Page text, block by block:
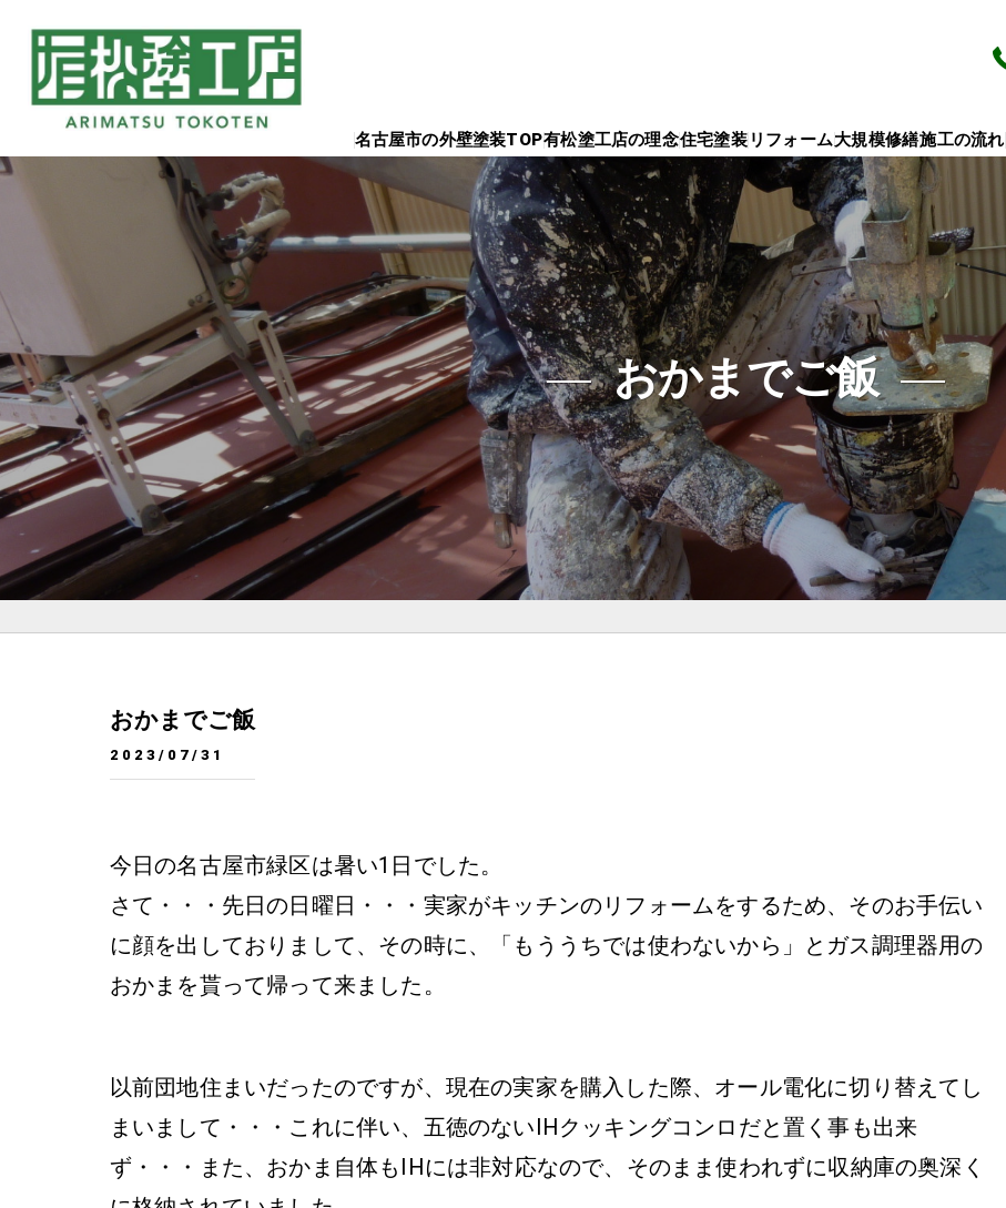
名古屋市の外壁塗装TOP有松塗工店の理念住宅塗装 リフォーム大規模修繕施工の流れ
おかまでご飯
おかまでご飯
2023/07/31
今日の名古屋市緑区は暑い1日でした。
さて・・・先日の日曜日・・・実家がキッチンのリフォームをするため、そのお手伝い
に顔を出しておりまして、その時に、「もううちでは使わないから」とガス調理器用の
おかまを貰って帰って来ました。
以前団地住まいだったのですが、現在の実家を購入した際、オール電化に切り替えてし
まいまして・・・これに伴い、五徳のないIHクッキングコンロだと置く事も出来
ず・・・また、おかま自体もIHには非対応なので、そのまま使われずに収納庫の奥深く